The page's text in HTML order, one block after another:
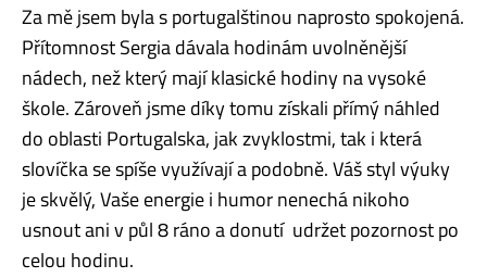
Za mě jsem byla s portugalštinou naprosto spokojená.
Přítomnost Sergia dávala hodinám uvolněnější
nádech, než který mají klasické hodiny na vysoké
škole. Zároveň jsme díky tomu získali přímý náhled
do oblasti Portugalska, jak zvyklostmi, tak i která
slovíčka se spíše využívají a podobně. Váš styl výuky
je skvělý, Vaše energie i humor nenechá nikoho
usnout ani v půl 8 ráno a donutí udržet pozornost po
celou hodinu.